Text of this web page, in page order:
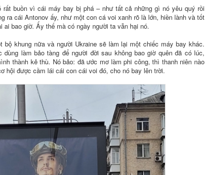
buồn vì cái máy bay bị phá – như tất cả những gì nó yêu quý rồi
ra cái Antonov ấy, như một con cá voi xanh rõ là lớn, hiền lành và tốt
ai bao giờ. Ấy thế mà có ngày người ta vẫn hại nó.
bộ khung nữa và người Ukraine sẽ làm lại một chiếc máy bay khác.
làm bảo tàng để người đời sau không bao giờ quên đã có lúc,
thành kẻ thù. Nó bảo: đã ước mơ làm phi công, thì thanh niên nào
hội được cầm lái cái con cái voi đó, cho nó bay lên trời.